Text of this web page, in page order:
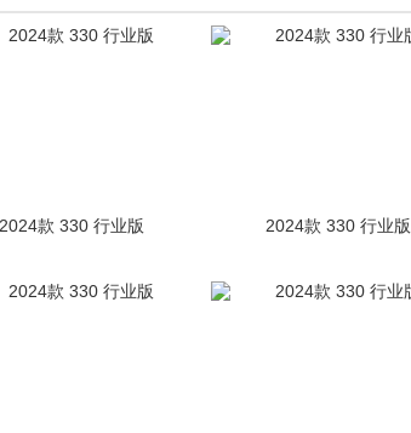
2024款 330 行业版 2024款 330 行业版